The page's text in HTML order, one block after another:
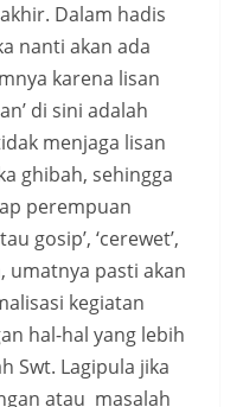
Dalam hadis
nanti akan ada
karena lisan
di sini adalah
menjaga lisan
ghibah, sehingga
perempuan
gosip’, ‘cerewet’,
umatnya pasti akan
kegiatan
hal-hal yang lebih
Swt. Lagipula jika
atau masalah